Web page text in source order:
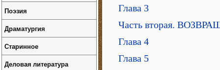
Глава 3
Часть вторая.
Глава 4
Глава 5
Поэзия
Драматургия
Старинное
Деловая литература